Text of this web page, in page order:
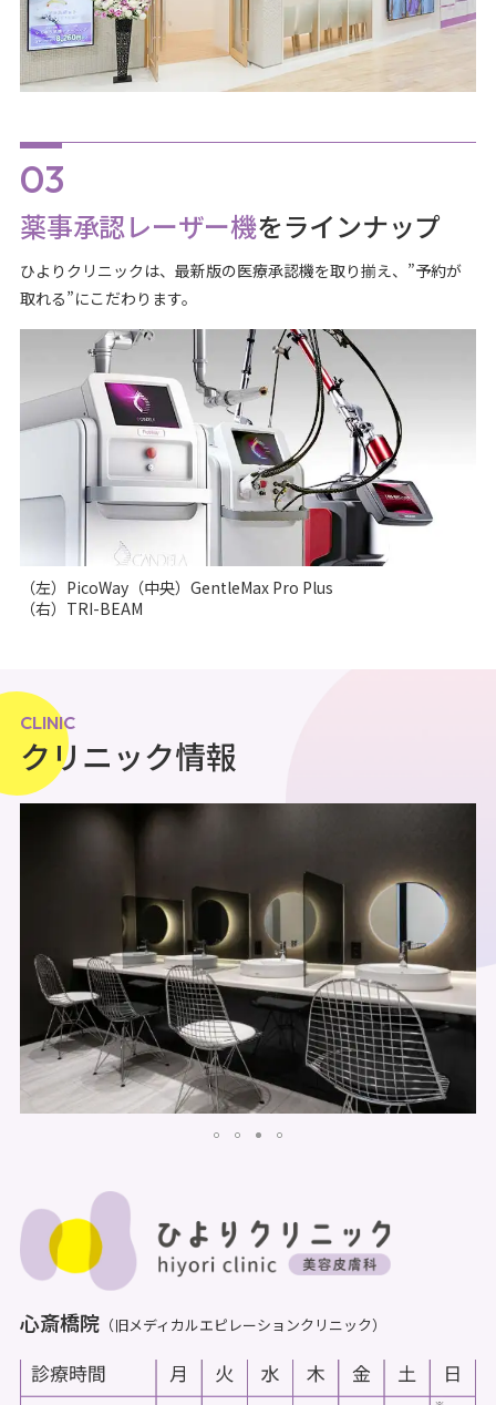
薬事承認レーザー機をラインナップ
ひよりクリニックは、最新版の医療承認機を取り揃え、”予約が
取れる”にこだわります。
（左）PicoWay（中央）GentleMax Pro Plus
（右）TRI-BEAM
CLINIC
クリニック情報
心斎橋院 （旧メディカルエピレーションクリニック）